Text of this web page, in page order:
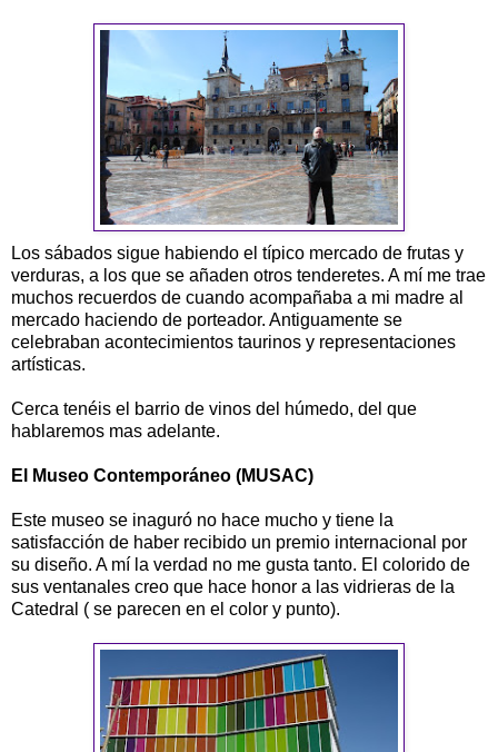
Los sábados sigue habiendo el típico mercado de frutas y
verduras, a los que se añaden otros tenderetes. A mí me trae
muchos recuerdos de cuando acompañaba a mi madre al
mercado haciendo de porteador. Antiguamente se
celebraban acontecimientos taurinos y representaciones
artísticas.
Cerca tenéis el barrio de vinos del húmedo, del que
hablaremos mas adelante.
El Museo Contemporáneo (MUSAC)
Este museo se inaguró no hace mucho y tiene la
satisfacción de haber recibido un premio internacional por
su diseño. A mí la verdad no me gusta tanto. El colorido de
sus ventanales creo que hace honor a las vidrieras de la
Catedral ( se parecen en el color y punto).